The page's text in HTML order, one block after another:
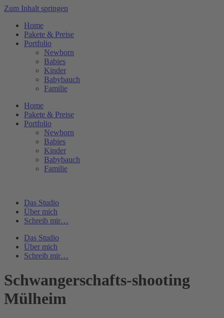
Zum Inhalt springen
Home
Pakete & Preise
Portfolio
Newborn
Babies
Kinder
Babybauch
Familie
Home
Pakete & Preise
Portfolio
Newborn
Babies
Kinder
Babybauch
Familie
Das Studio
Über mich
Schreib mir…
Das Studio
Über mich
Schreib mir…
Schwangerschafts-shooting
Mülheim